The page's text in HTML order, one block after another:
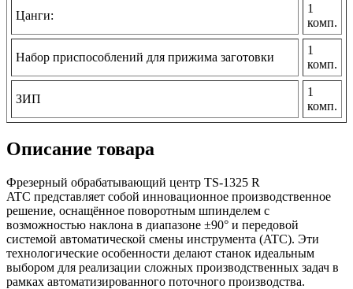
Цанги:
1
комп.
Набор приспособлений для прижима заготовки
1
комп.
ЗИП
1
комп.
Описание товара
Фрезерный обрабатывающий центр TS-1325 R
ATC представляет собой инновационное производственное
решение, оснащённое поворотным шпинделем с
возможностью наклона в диапазоне ±90° и передовой
системой автоматической смены инструмента (ATC). Эти
технологические особенности делают станок идеальным
выбором для реализации сложных производственных задач в
рамках автоматизированного поточного производства.